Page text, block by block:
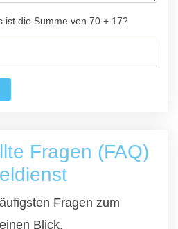
ist die Summe von 70 + 17?
Fragen (FAQ)
Fragen zum
Blick.